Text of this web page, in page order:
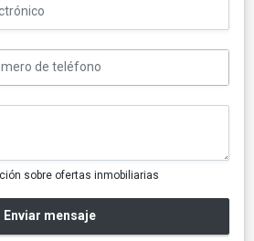
sobre ofertas inmobiliarias
Enviar mensaje